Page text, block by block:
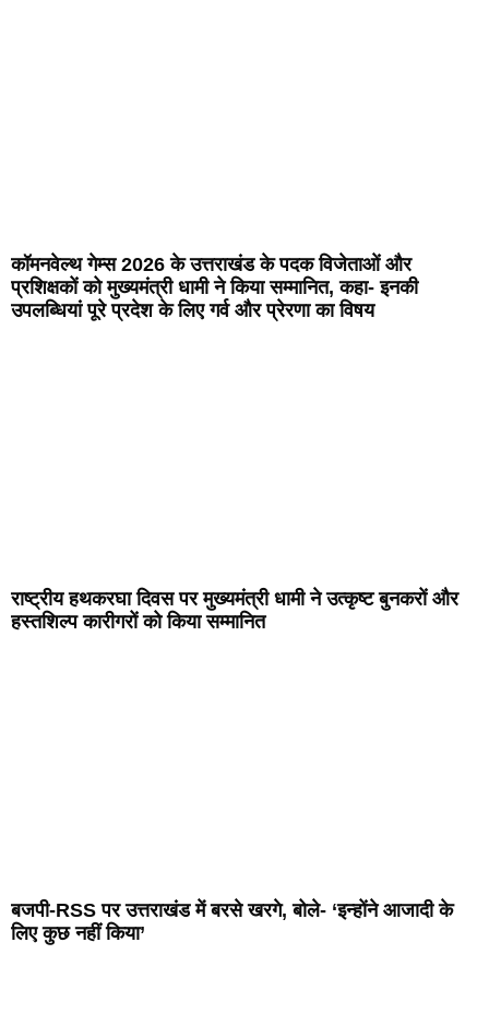
कॉमनवेल्थ गेम्स 2026 के उत्तराखंड के पदक विजेताओं और
प्रशिक्षकों को मुख्यमंत्री धामी ने किया सम्मानित, कहा- इनकी
उपलब्धियां पूरे प्रदेश के लिए गर्व और प्रेरणा का विषय
राष्ट्रीय हथकरघा दिवस पर मुख्यमंत्री धामी ने उत्कृष्ट बुनकरों और
हस्तशिल्प कारीगरों को किया सम्मानित
बजपी-RSS पर उत्तराखंड में बरसे खरगे, बोले- ‘इन्होंने आजादी के
लिए कुछ नहीं किया’